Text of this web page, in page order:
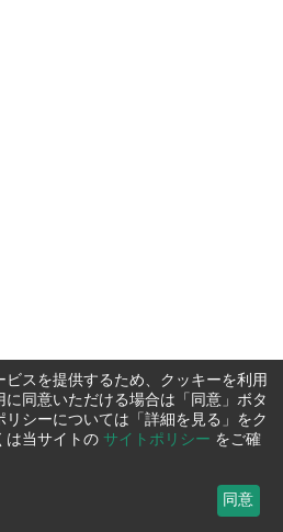
スを提供するため、クッキーを利用
に同意いただける場合は「同意」ボタ
シーについては「詳細を見る」をク
は当サイトの サイトポリシー をご確
同意